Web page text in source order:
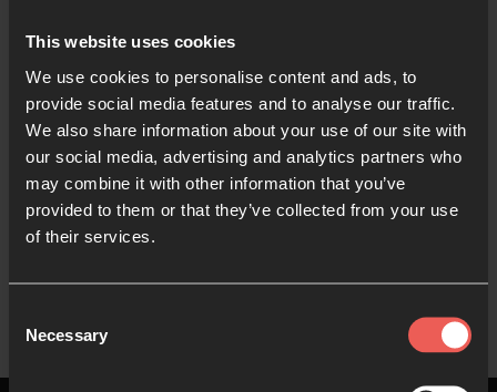
This website uses cookies
We use cookies to personalise content and ads, to
provide social media features and to analyse our traffic.
We also share information about your use of our site with
our social media, advertising and analytics partners who
may combine it with other information that you’ve
provided to them or that they’ve collected from your use
of their services.
Selection
Necessary
europea y en el liderazgo de la iglesia. Uno de los
líderes fundadores de Oración 24-7 y la Boiler Room
de Guildford (ahora iglesia Emmaus Road), Ian forma
parte del liderazgo internacional de 24-7. También
es capellán y fue director del club de fútbol de
Woking